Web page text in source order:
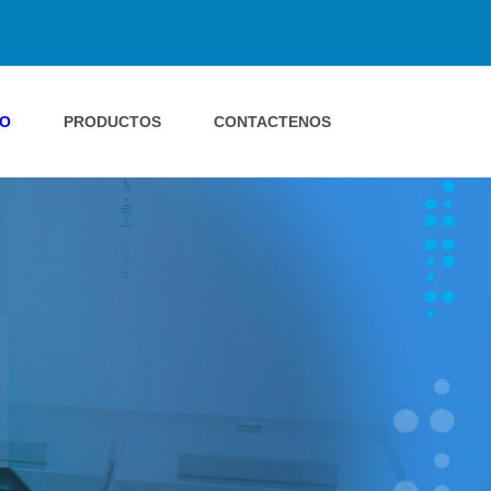
PRODUCTOS CONTACTENOS